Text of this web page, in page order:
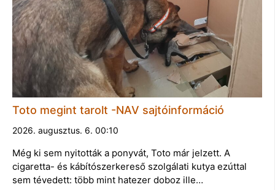
Toto megint tarolt -NAV sajtóinformáció
2026. augusztus. 6. 00:10
Még ki sem nyitották a ponyvát, Toto már jelzett. A
cigaretta- és kábítószerkereső szolgálati kutya ezúttal
sem tévedett: több mint hatezer doboz ille…